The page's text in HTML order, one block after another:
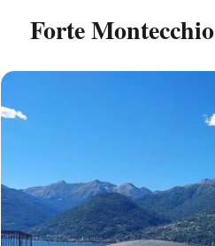
Forte Montecchio